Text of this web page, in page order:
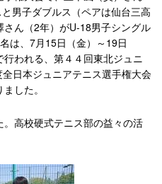
男子ダブルス（ペアは仙台三高
ん（2年）がU-18男子シングル
は、7月15日（金）～19日
行われる、第４４回東北ジュニ
日本ジュニアテニス選手権大会
した。
高校硬式テニス部の益々の活